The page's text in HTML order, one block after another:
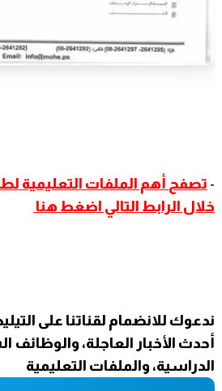
- تصفح أهم الملفات التعليمية
خلال الرابط التالي اضغط هنا
ندعوك للانضمام لقناتنا على
أحدث الأخبار العاجلة، والوظائف
الدراسية، والملفات التعليمية